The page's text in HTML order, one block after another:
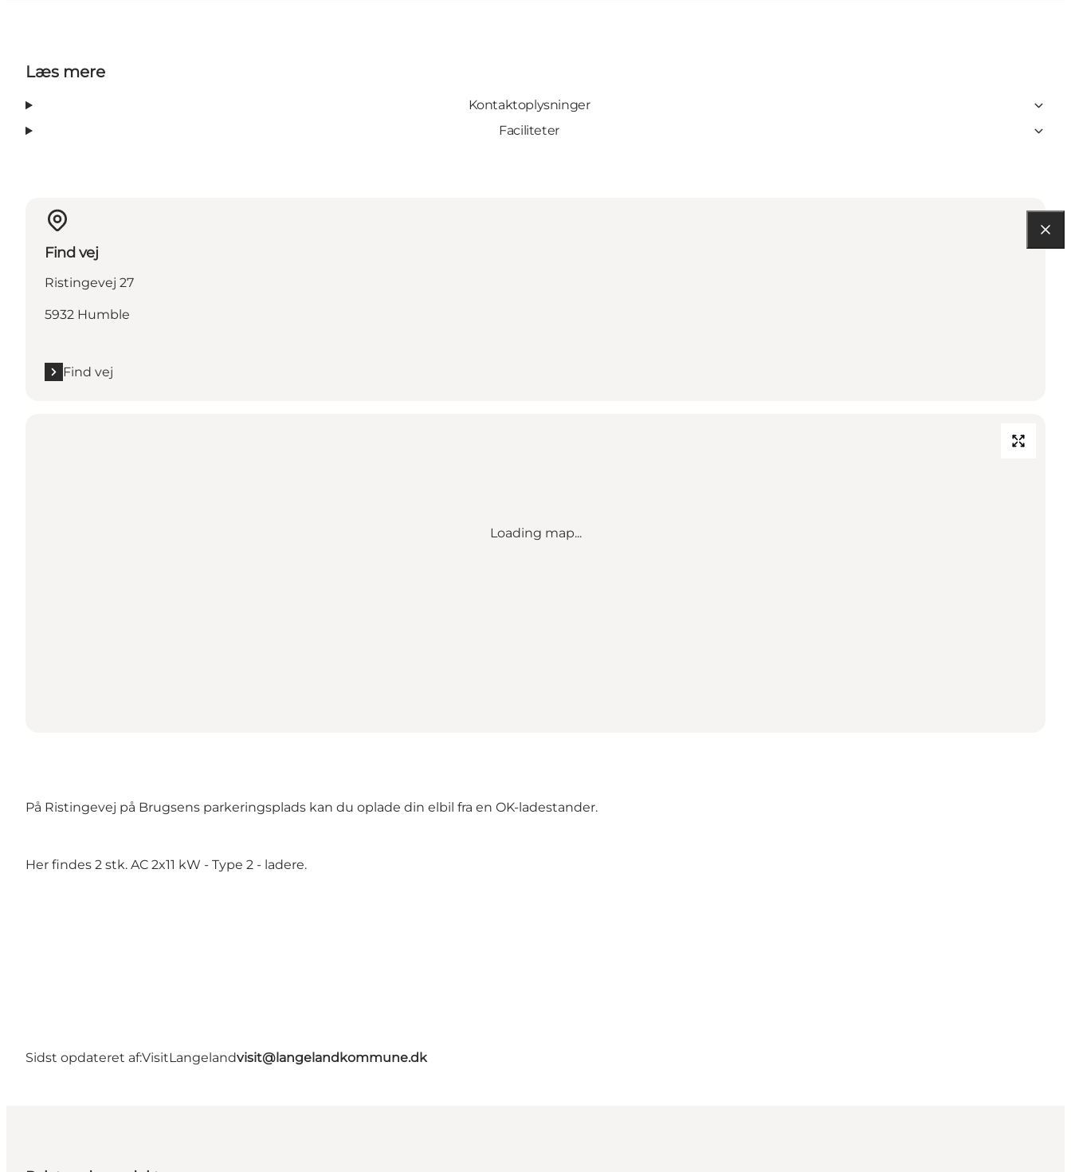
Læs mere
Kontaktoplysninger
Faciliteter
Find vej
Ristingevej 27
5932 Humble
Find vej
Loading map...
På Ristingevej på Brugsens parkeringsplads kan du oplade din elbil fra en OK-ladestander.
Her findes 2 stk. AC 2x11 kW - Type 2 - ladere.
Sidst opdateret af:VisitLangelandvisit@langelandkommune.dk